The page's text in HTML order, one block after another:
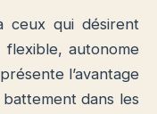
ceux qui désirent
autonome
l’avantage
dans les